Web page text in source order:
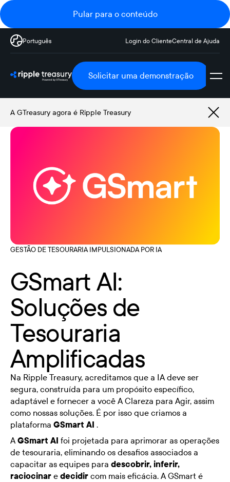
Pular para o conteúdo
Português Login do ClienteCentral de Ajuda
Solicitar uma demonstração
A GTreasury agora é Ripple Treasury
GESTÃO DE TESOURARIA IMPULSIONADA POR IA
GSmart AI:
Soluções de
Tesouraria
Amplificadas
Na Ripple Treasury, acreditamos que a IA deve ser
segura, construída para um propósito específico,
adaptável e fornecer a você A Clareza para Agir, assim
como nossas soluções. É por isso que criamos a
plataforma GSmart AI .
AGSmart AI foi projetada para aprimorar as operações
de tesouraria, eliminando os desafios associados a
capacitar as equipes para descobrir, inferir,
raciocinare decidircom mais eficácia. A GSmart é